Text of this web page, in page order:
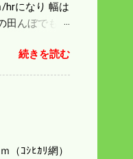
hrになり 幅は
んぼでも
今の機種で満
4条刈りで
続きを読む
（ｺｼﾋｶﾘ網）